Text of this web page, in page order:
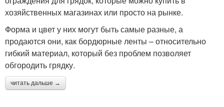
хозяйственных магазинах или просто на рынке.
Форма и цвет у них могут быть самые разные, а
продаются они, как бордюрные ленты – относительно
гибкий материал, который без проблем позволяет
обгородить грядку.
читать дальше →